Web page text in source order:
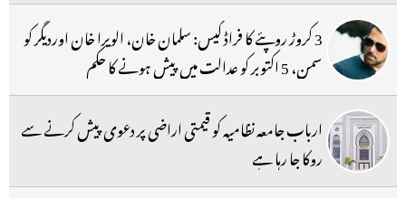
3 کروڑ روپئے کا فراڈ کیس: سلمان خان، الویرا خان اوردیگر کو
سمن، 5 اکتوبر کو عدالت میں پیش ہونے کا حکم
ارباب جامعہ نظامیہ کو قیمتی اراضی پر دعوی پیش کرنے سے
روکا جا رہا ہے